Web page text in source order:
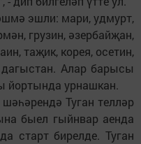
эшли: мари, удмурт,
грузин, әзербайҗан,
таҗик, корея, осетин,
Алар барысы
йортында урнашкан.
Туган телләр
быел гыйнвар аенда
старт бирелде. Туган